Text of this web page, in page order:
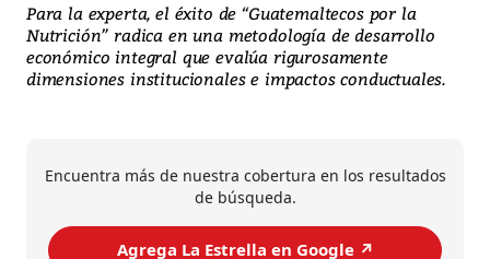
Para la experta, el éxito de “Guatemaltecos por la
Nutrición” radica en una metodología de desarrollo
económico integral que evalúa rigurosamente
dimensiones institucionales e impactos conductuales.
Encuentra más de nuestra cobertura en los resultados
de búsqueda.
Agrega La Estrella en Google ↗️